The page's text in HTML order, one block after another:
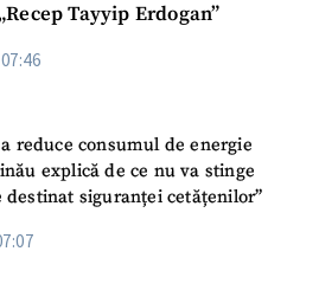
Tayyip Erdogan”
reduce consumul de energie
explică de ce nu va stinge
siguranței cetățenilor”